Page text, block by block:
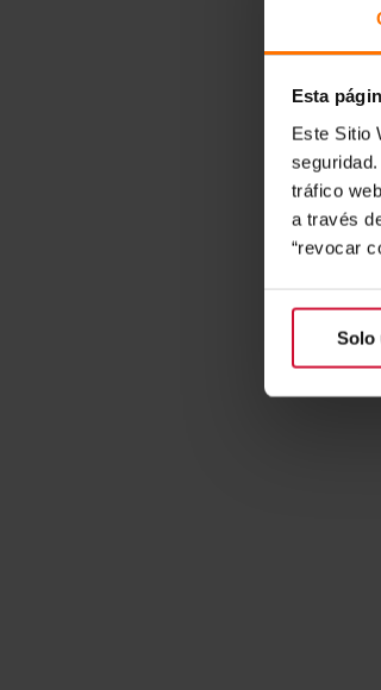
Esta
Este Sitio
tráfico
a través
“revocar
Solo